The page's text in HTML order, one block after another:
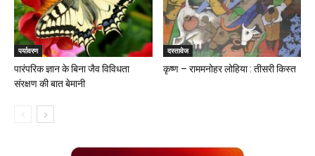
पर्यावरण
पारंपरिक ज्ञान के बिना जैव विविधता
संरक्षण की बात बेमानी
दस्तावेज
कृष्ण – राममनोहर लोहिया : तीसरी किस्त